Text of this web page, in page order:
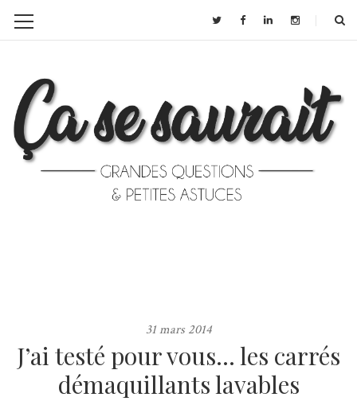
31 mars 2014
J’ai testé pour vous… les carrés
démaquillants lavables